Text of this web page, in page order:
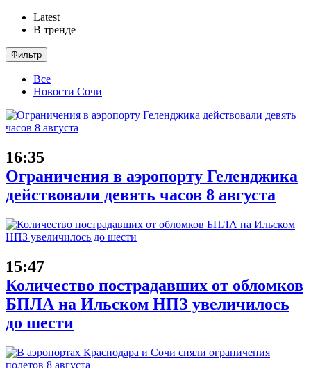
Latest
В тренде
Фильтр
Все
Новости Сочи
16:35
Ограничения в аэропорту Геленджика
действовали девять часов 8 августа
15:47
Количество пострадавших от обломков
БПЛА на Ильском НПЗ увеличилось
до шести